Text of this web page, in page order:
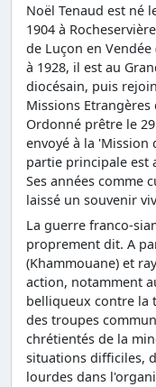
Noël Tenaud est né
1904 à
de Luçon en Vendée
à 1928, il est au
diocésain, puis
Missions Etrangères
Ordonné prêtre le
envoyé à la 'Mission
partie principale est
Ses années comme
laissé un souvenir
La guerre franco-
proprement dit. A
(Khammouane) et
action, notamment
belliqueux contre la
des troupes
chrétientés de la
situations difficiles,
lourdes dans